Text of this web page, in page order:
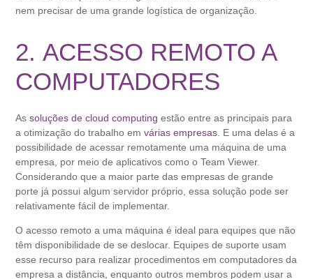
nem precisar de uma grande logística de organização.
2. ACESSO REMOTO A
COMPUTADORES
Assoluções de cloud computing estão entre as principais para
a otimização do trabalho emvárias empresas . E uma delas é a
possibilidade de acessar remotamente uma máquina de uma
empresa, por meio de aplicativos como o Team Viewer.
Considerando que a maior parte das empresas de grande
porte já possui algum servidor próprio, essa solução pode ser
relativamente fácil de implementar.
O acesso remoto a uma máquina é ideal para equipes que não
têm disponibilidade de se deslocar. Equipes de suporte usam
esse recurso para realizar procedimentos em computadores da
empresa a distância, enquanto outros membros podem usar a